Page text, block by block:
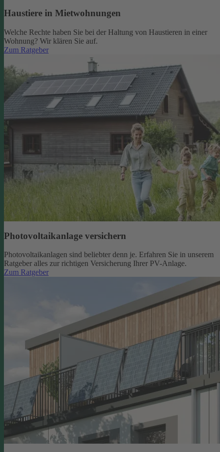
Haustiere in Mietwohnungen
Welche Rechte haben Sie bei der Haltung von Haustieren in einer
Wohnung? Wir klären Sie auf.
Zum Ratgeber
Photovoltaikanlage versichern
Photovoltaikanlagen sind beliebter denn je. Erfahren Sie in unserem
Ratgeber alles zur richtigen Versicherung Ihrer PV-Anlage.
Zum Ratgeber